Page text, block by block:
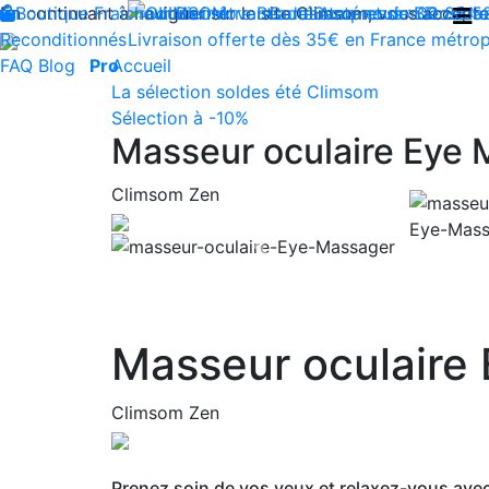
En continuant à naviguer sur le site Climsom, vous
Produits innovants de Santé et de Bien-
Livraison offerte dès 35€ en France
Contactez-nous : 02 85
Boutique Fraîcheur Bien-être Beauté Acupression Dos
Reconditionnés
FAQ Blog ProAccueil
La sélection soldes été Climsom
Sélection à -10%
Masseur oculaire Eye
Climsom Zen
Previous
Masseur oculaire
Climsom Zen